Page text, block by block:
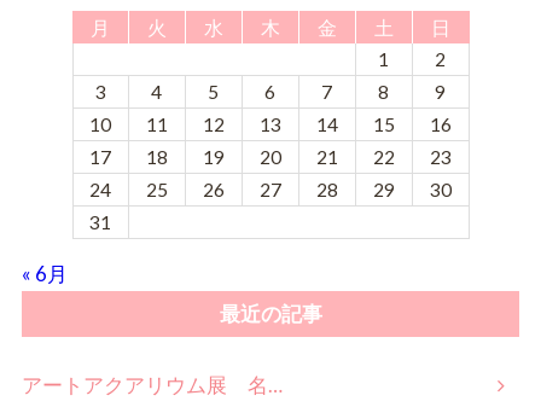
月 火 水 木 金 土
日
1
2
3
4 5 6 7 8
9
10
11 12 13 14 15
16
17
18 19 20 21 22
23
24
25 26 27 28 29
30
31
« 6月
最近の記事
アートアクアリウム展 名…